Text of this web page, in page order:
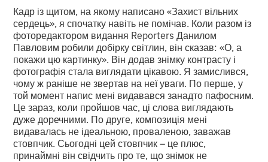
Кадр із щитом, на якому написано «Захист вільних
сердець», я спочатку навіть не помічав. Коли разом із
фоторедактором видання Reporters Данилом
Павловим робили добірку світлин, він сказав: «О, а
покажи цю картинку». Він додав знімку контрасту і
фотографія стала виглядати цікавою. Я замислився,
чому ж раніше не звертав на неї уваги. По перше, у
той момент напис мені видавався занадто пафосним.
Це зараз, коли пройшов час, ці слова виглядають
дуже доречними. По друге, композиція мені
видавалась не ідеальною, проваленою, заважав
стовпчик. Сьогодні цей стовпчик – це плюс,
принаймні він свідчить про те, що знімок не